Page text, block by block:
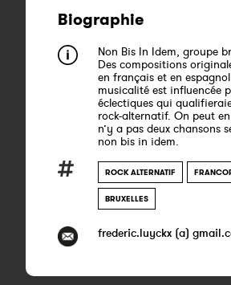
Biographie
Non Bis In Idem, groupe
Des compositions
en français et en
musicalité est influencée
éclectiques qui
rock-alternatif. On peut
n’y a pas deux chansons
non bis in idem.
ROCK ALTERNATIF
BRUXELLES
frederic.luyckx (a)